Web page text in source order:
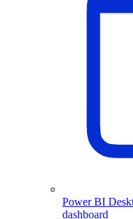
Power BI
dashboard